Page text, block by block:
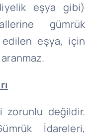
eşya gibi)
gümrük
eşya, için
zorunlu değildir.
İdareleri,